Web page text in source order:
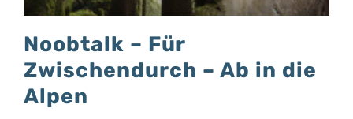
Noobtalk – Für
Zwischendurch – Ab in die
Alpen